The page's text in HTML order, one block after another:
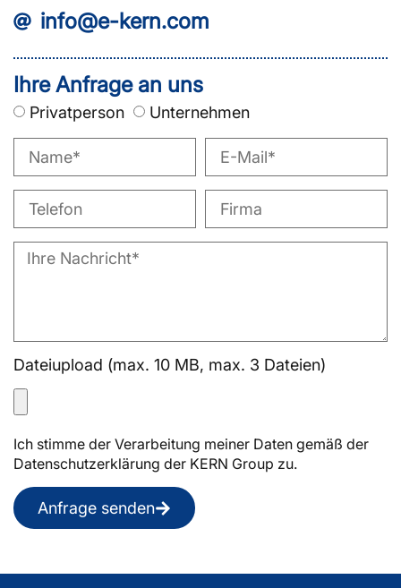
info@e-kern.com
Ihre Anfrage an uns
Privatperson Unternehmen
Dateiupload (max. 10 MB, max. 3 Dateien)
Ich stimme der Verarbeitung meiner Daten gemäß der
Datenschutzerklärung der KERN Group zu.
Anfrage senden